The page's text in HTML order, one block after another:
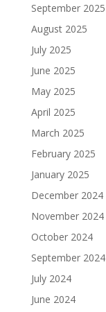
September 2025
August 2025
July 2025
June 2025
May 2025
April 2025
March 2025
February 2025
January 2025
December 2024
November 2024
October 2024
September 2024
July 2024
June 2024